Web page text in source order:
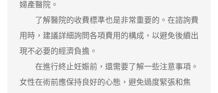
婦產醫院。
了解醫院的收費標準也是非常重要的。在諮詢費
用時，建議詳細詢問各項費用的構成，以避免後續出
現不必要的經濟負擔。
在進行終止妊娠前，還需要了解一些注意事項。
女性在術前應保持良好的心態，避免過度緊張和焦